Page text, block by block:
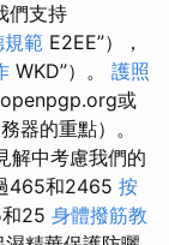
們支持
範 E2EE”），
WKD”）。 護照
或
器的重點）。
解中考慮我們的
465和2465 按
25 身體撥筋教